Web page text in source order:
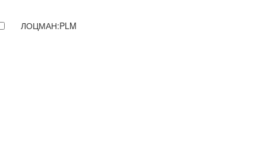
ЛОЦМАН:PLM